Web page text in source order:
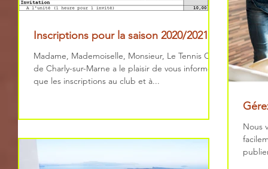
Inscriptions pour la saison 2020/2021
Madame, Mademoiselle, Monsieur, Le Tennis Club
de Charly-sur-Marne a le plaisir de vous informer
que les inscriptions au club et à...
Nous